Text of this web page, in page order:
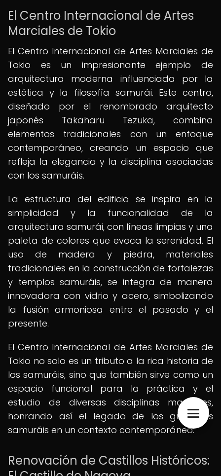
El Centro Internacional de Artes
Marciales de Tokio
El Centro Internacional de Artes Marciales de
Tokio es un impresionante ejemplo de
arquitectura moderna influenciada por la
estética y la filosofía samurái. Este centro,
diseñado por el renombrado arquitecto
japonés Takaharu Tezuka, combina
elementos tradicionales con un enfoque
contemporáneo, creando un espacio que
refleja la elegancia y la disciplina asociadas
con los samuráis.
La estructura del edificio se inspira en la
simplicidad y la funcionalidad de la
arquitectura samurái, con líneas limpias y una
paleta de colores que evoca la serenidad. El
uso de madera y piedra, materiales
tradicionales en la construcción de fortalezas
y templos samuráis, se integra de manera
innovadora con vidrio y acero, simbolizando
la fusión armoniosa entre el pasado y el
presente.
El Centro Internacional de Artes Marciales de
Tokio no solo es un tributo a la rica historia de
los samuráis, sino que también sirve como un
espacio funcional para la práctica y el
estudio de diversas disciplinas marciales,
honrando así el legado de los guerreros
samuráis en un contexto contemporáneo.
Renovación de Castillos Históricos: